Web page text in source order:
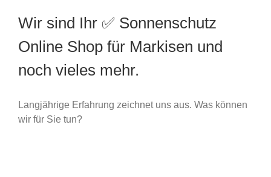
Wir sind Ihr ✅ Sonnenschutz
Online Shop für Markisen und
noch vieles mehr.
Langjährige Erfahrung zeichnet uns aus. Was können
wir für Sie tun?